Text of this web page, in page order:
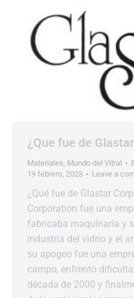
¿Que fue de
Materiales, Mundo del Vitral
19 febrero, 2023
Leave a
¿Qué fue de Glastar
Corporation fue una
fabricaba maquinaria y
industria del vidrio y el
su apogeo fue una
campo, enfrentó
década de 2000 y